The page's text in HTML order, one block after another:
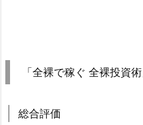
「全裸で稼ぐ 全裸投資
総合評価